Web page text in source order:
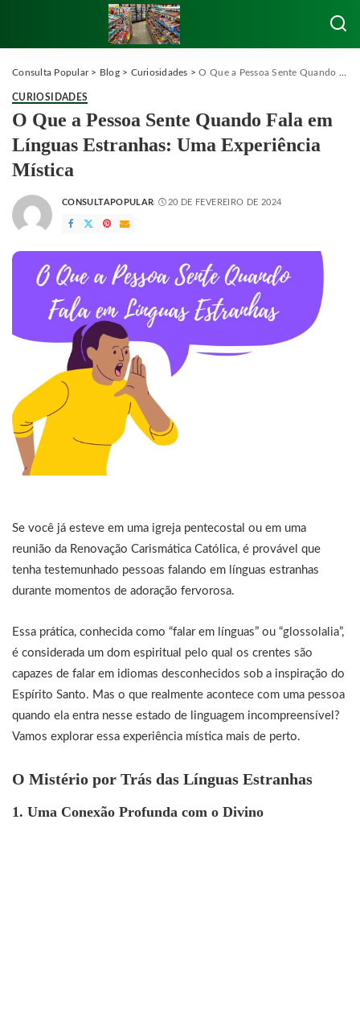
Consulta Popular> Blog> Curiosidades >O Que a Pessoa Sente Quando Fala em Línguas Estranhas: Uma Experiência Mística
CURIOSIDADES
O Que a Pessoa Sente Quando Fala em
Línguas Estranhas: Uma Experiência
Mística
BY
CONSULTAPOPULAR 20 DE FEVEREIRO DE 2024
Se você já esteve em uma igreja pentecostal ou em uma
reunião da Renovação Carismática Católica, é provável que
tenha testemunhado pessoas falando em línguas estranhas
durante momentos de adoração fervorosa.
Essa prática, conhecida como “falar em línguas” ou “glossolalia”,
é considerada um dom espiritual pelo qual os crentes são
capazes de falar em idiomas desconhecidos sob a inspiração do
Espírito Santo. Mas o que realmente acontece com uma pessoa
quando ela entra nesse estado de linguagem incompreensível?
Vamos explorar essa experiência mística mais de perto.
O Mistério por Trás das Línguas Estranhas
1. Uma Conexão Profunda com o Divino